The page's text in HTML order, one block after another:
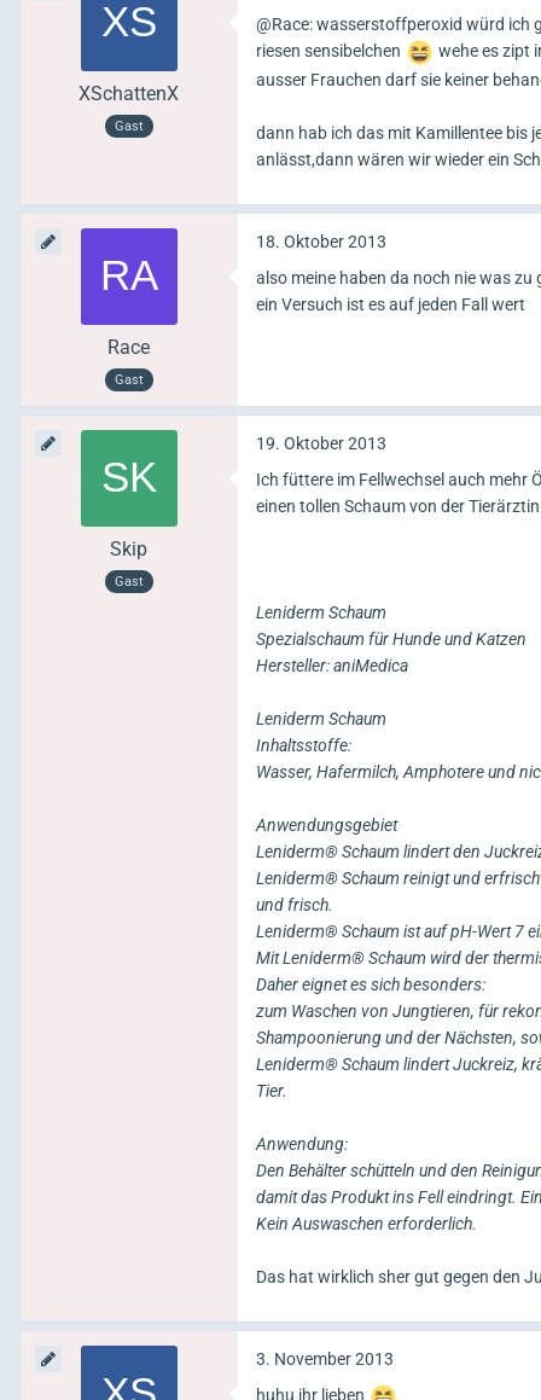
XSchattenX
Gast
@Race: wasserstoffperoxid würd ich
riesen sensibelchen
wehe es zipt
ausser Frauchen darf sie keiner
dann hab ich das mit Kamillentee bis
anlässt,dann wären wir wieder ein
Race
Gast
18. Oktober 2013
also meine haben da noch nie was
ein Versuch ist es auf jeden Fall wert
Skip
Gast
19. Oktober 2013
Ich füttere im Fellwechsel auch mehr
einen tollen Schaum von der
Leniderm Schaum
Spezialschaum für Hunde und Katzen
Hersteller: aniMedica
Leniderm Schaum
Inhaltsstoffe:
Wasser, Hafermilch, Amphotere und
Anwendungsgebiet
Leniderm® Schaum lindert den
Leniderm® Schaum reinigt und
und frisch.
Leniderm® Schaum ist auf pH-Wert 7
Mit Leniderm® Schaum wird der
Daher eignet es sich besonders:
zum Waschen von Jungtieren, für
Shampoonierung und der Nächsten,
Leniderm® Schaum lindert Juckreiz,
Tier.
Anwendung:
Den Behälter schütteln und den
damit das Produkt ins Fell eindringt.
Kein Auswaschen erforderlich.
Das hat wirklich sher gut gegen den
3. November 2013
huhu ihr lieben